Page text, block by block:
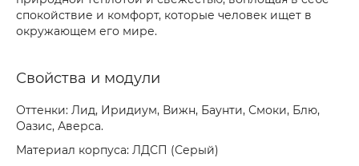
спокойствие и комфорт, которые человек ищет в
окружающем его мире.
Свойства и модули
Оттенки: Лид, Иридиум, Вижн, Баунти, Смоки, Блю,
Оазис, Аверса.
Материал корпуса: ЛДСП (Серый)